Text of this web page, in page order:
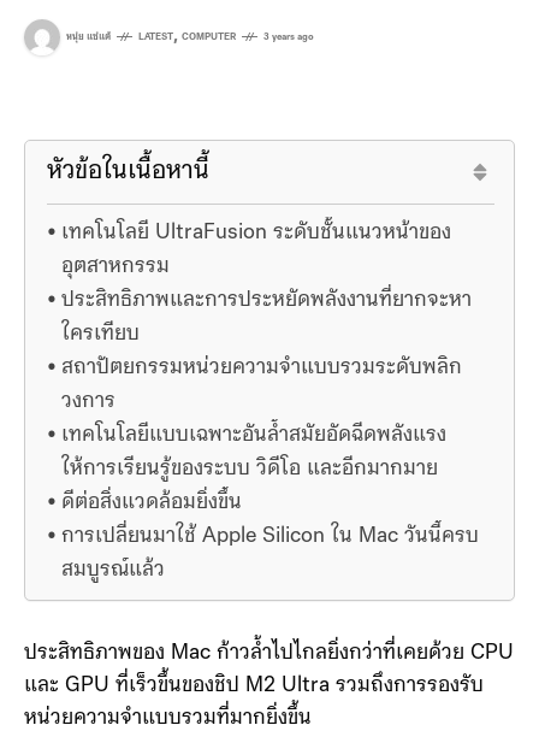
หนุ่ย แซ่แต้ LATEST, COMPUTER 3 years ago
หัวข้อในเนื้อหานี้
เทคโนโลยี UltraFusion ระดับชั้นแนวหน้าของ
อุตสาหกรรม
ประสิทธิภาพและการประหยัดพลังงานที่ยากจะหา
ใครเทียบ
สถาปัตยกรรมหน่วยความจำแบบรวมระดับพลิก
วงการ
เทคโนโลยีแบบเฉพาะอันล้ำสมัยอัดฉีดพลังแรง
ให้การเรียนรู้ของระบบ วิดีโอ และอีกมากมาย
ดีต่อสิ่งแวดล้อมยิ่งขึ้น
การเปลี่ยนมาใช้ Apple Silicon ใน Mac วันนี้ครบ
สมบูรณ์แล้ว
ประสิทธิภาพของ Mac ก้าวล้ำไปไกลยิ่งกว่าที่เคยด้วย CPU
และ GPU ที่เร็วขึ้นของชิป M2 Ultra รวมถึงการรองรับ
หน่วยความจำแบบรวมที่มากยิ่งขึ้น